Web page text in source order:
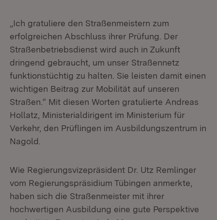
„Ich gratuliere den Straßenmeistern zum
erfolgreichen Abschluss ihrer Prüfung. Der
Straßenbetriebsdienst wird auch in Zukunft
dringend gebraucht, um unser Straßennetz
funktionstüchtig zu halten. Sie leisten damit einen
wichtigen Beitrag zur Mobilität auf unseren
Straßen.“ Mit diesen Worten gratulierte Andreas
Hollatz, Ministerialdirigent im Ministerium für
Verkehr, den Prüflingen im Ausbildungszentrum in
Nagold.
Wie Regierungsvizepräsident Dr. Utz Remlinger
vom Regierungspräsidium Tübingen anmerkte,
haben sich die Straßenmeister mit ihrer
hochwertigen Ausbildung eine gute Perspektive